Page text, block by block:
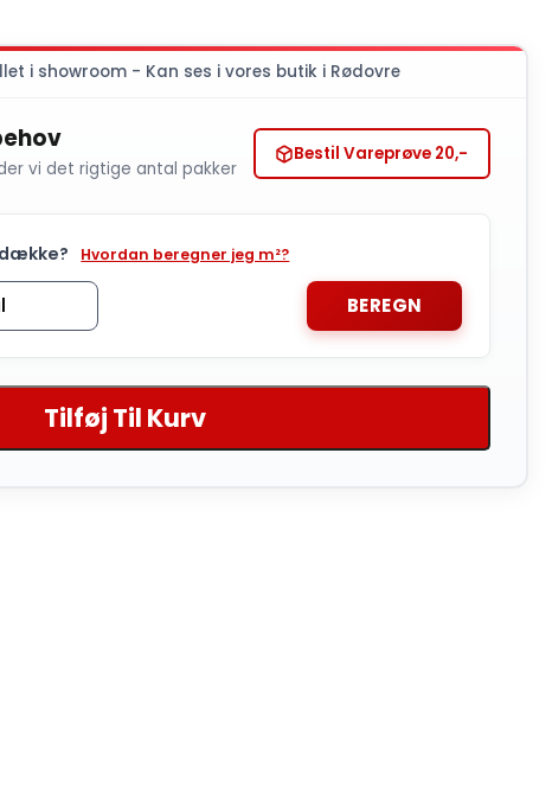
i showroom - Kan ses i vores butik i Rødovre
vi det rigtige antal pakker
Bestil Vareprøve 20,-
Hvordan beregner jeg m²?
BEREGN
Tilføj Til Kurv